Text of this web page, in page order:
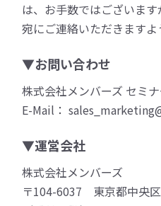
は、お手数ではございま
宛にご連絡いただきますよ
▼お問い合わせ
株式会社メンバーズ セミ
E-Mail：
▼運営会社
株式会社メンバーズ
〒104-6037 東京都中央